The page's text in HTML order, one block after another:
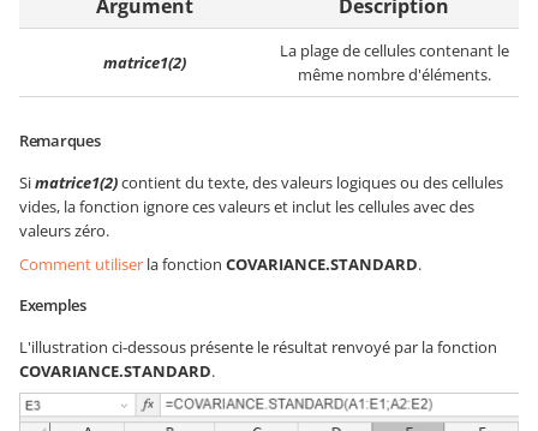
Argument Description
matrice1(2)
La plage de cellules contenant le
même nombre d'éléments.
Remarques
Simatrice1(2)contient du texte, des valeurs logiques ou des cellules
vides, la fonction ignore ces valeurs et inclut les cellules avec des
valeurs zéro.
Comment utiliser la fonction COVARIANCE.STANDARD.
Exemples
L'illustration ci-dessous présente le résultat renvoyé par la fonction
COVARIANCE.STANDARD.